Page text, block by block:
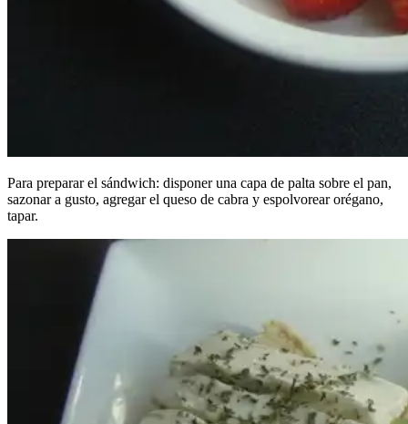
Para preparar el sándwich: disponer una capa de palta sobre el pan,
sazonar a gusto, agregar el queso de cabra y espolvorear orégano,
tapar.